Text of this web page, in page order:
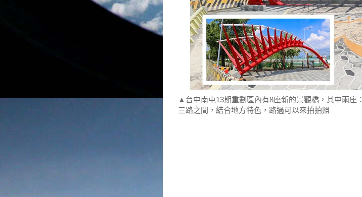
▲台中南屯13期重劃區內有8座新的景觀橋，其中兩座：
三路之間，結合地方特色，路過可以來拍拍照